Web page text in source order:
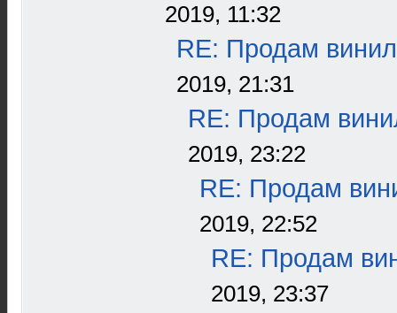
2019, 11:32
RE: Продам
2019, 21:31
RE: Продам
2019, 23:22
RE: Продам
2019, 22:52
RE: Продам
2019, 23:37